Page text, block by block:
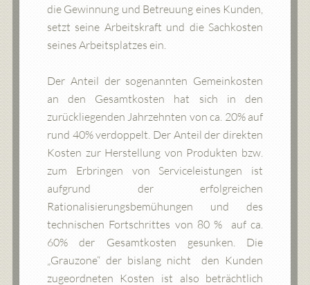
die Gewinnung und Betreuung eines Kunden,
setzt seine Arbeitskraft und die Sachkosten
seines Arbeitsplatzes ein.
Der Anteil der sogenannten Gemeinkosten
an den Gesamtkosten hat sich in den
zurückliegenden Jahrzehnten von ca. 20% auf
rund 40% verdoppelt. Der Anteil der direkten
Kosten zur Herstellung von Produkten bzw.
zum Erbringen von Serviceleistungen ist
aufgrund der erfolgreichen
Rationalisierungsbemühungen und des
technischen Fortschrittes von 80 % auf ca.
60% der Gesamtkosten gesunken. Die
„Grauzone“ der bislang nicht den Kunden
zugeordneten Kosten ist also beträchtlich